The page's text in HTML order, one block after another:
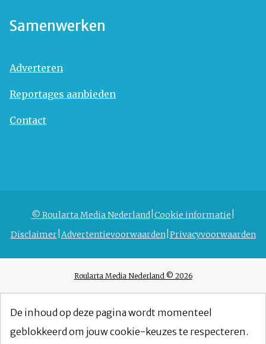
Samenwerken
Adverteren
Reportages aanbieden
Contact
© Roularta Media Nederland Cookie informatie
Disclaimer Advertentievoorwaarden Privacyvoorwaarden
Roularta Media Nederland © 2026
De inhoud op deze pagina wordt momenteel
geblokkeerd om jouw cookie-keuzes te respecteren.